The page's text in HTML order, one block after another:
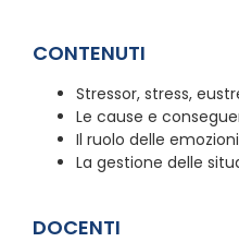
CONTENUTI
Stressor, stress,
Le cause e
Il ruolo delle emozioni
La gestione delle
DOCENTI